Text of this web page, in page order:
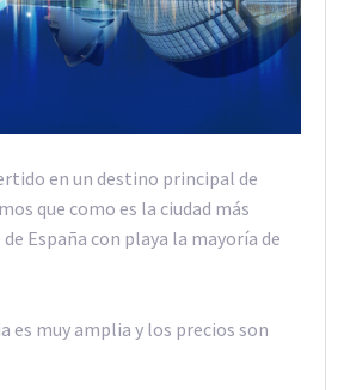
en un destino principal de
que como es la ciudad más
España con playa la mayoría de
es muy amplia y los precios son